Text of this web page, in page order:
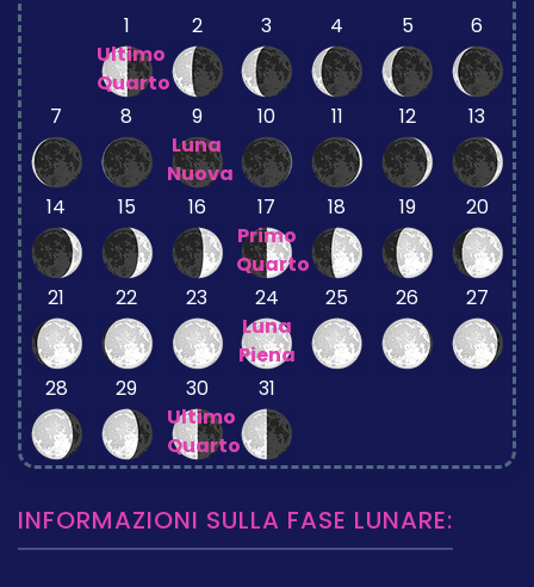
1
Ultimo
Quarto
2 3 4 5 6
7 8
9
Luna
Nuova
10 11 12 13
14 15 16
17
Primo
Quarto
18 19 20
21 22 23
24
Luna
Piena
25 26 27
28 29
30
Ultimo
Quarto
31
INFORMAZIONI SULLA FASE LUNARE: